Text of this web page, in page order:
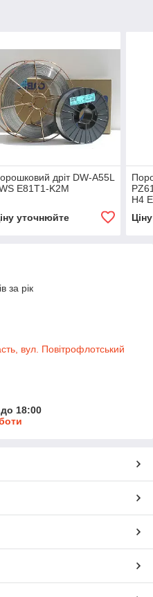
дріт DW-A55L
E81T1-K2M
уточнюйте
H4
за рік
вул. Повітрофлотський
18:00